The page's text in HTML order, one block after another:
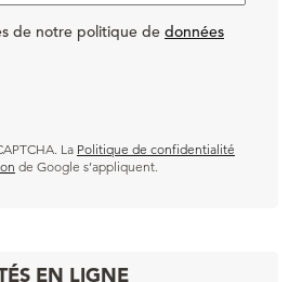
de notre politique de données
La Politique de confidentialité
de Google s’appliquent.
EN LIGNE